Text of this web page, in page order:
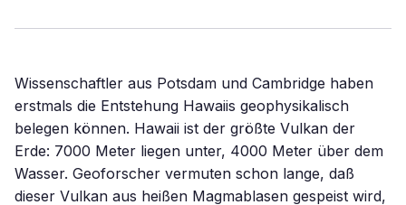
Wissenschaftler aus Potsdam und Cambridge haben
erstmals die Entstehung Hawaiis geophysikalisch
belegen können. Hawaii ist der größte Vulkan der
Erde: 7000 Meter liegen unter, 4000 Meter über dem
Wasser. Geoforscher vermuten schon lange, daß
dieser Vulkan aus heißen Magmablasen gespeist wird,